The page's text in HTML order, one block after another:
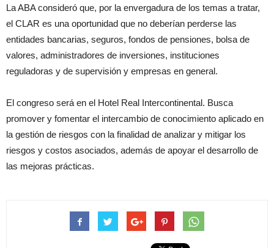
La ABA consideró que, por la envergadura de los temas a tratar,
el CLAR es una oportunidad que no deberían perderse las
entidades bancarias, seguros, fondos de pensiones, bolsa de
valores, administradores de inversiones, instituciones
reguladoras y de supervisión y empresas en general.
El congreso será en el Hotel Real Intercontinental. Busca
promover y fomentar el intercambio de conocimiento aplicado en
la gestión de riesgos con la finalidad de analizar y mitigar los
riesgos y costos asociados, además de apoyar el desarrollo de
las mejoras prácticas.